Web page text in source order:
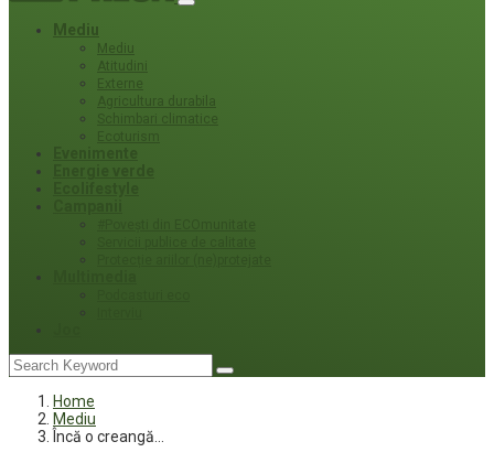
Mediu
Mediu
Atitudini
Externe
Agricultura durabila
Schimbari climatice
Ecoturism
Home
Mediu
Încă o creangă…